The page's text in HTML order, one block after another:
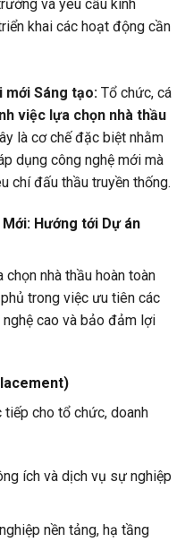
và yêu cầu kinh
khai các hoạt động cần
mới Sáng tạo:Tổ chức, cá
việc lựa chọn nhà thầu
là cơ chế đặc biệt nhằm
dụng công nghệ mới mà
chí đấu thầu truyền thống.
Hướng tới Dự án
nhà thầu hoàn toàn
trong việc ưu tiên các
cao và bảo đảm lợi
cho tổ chức, doanh
ích và dịch vụ sự nghiệp
nền tảng, hạ tầng